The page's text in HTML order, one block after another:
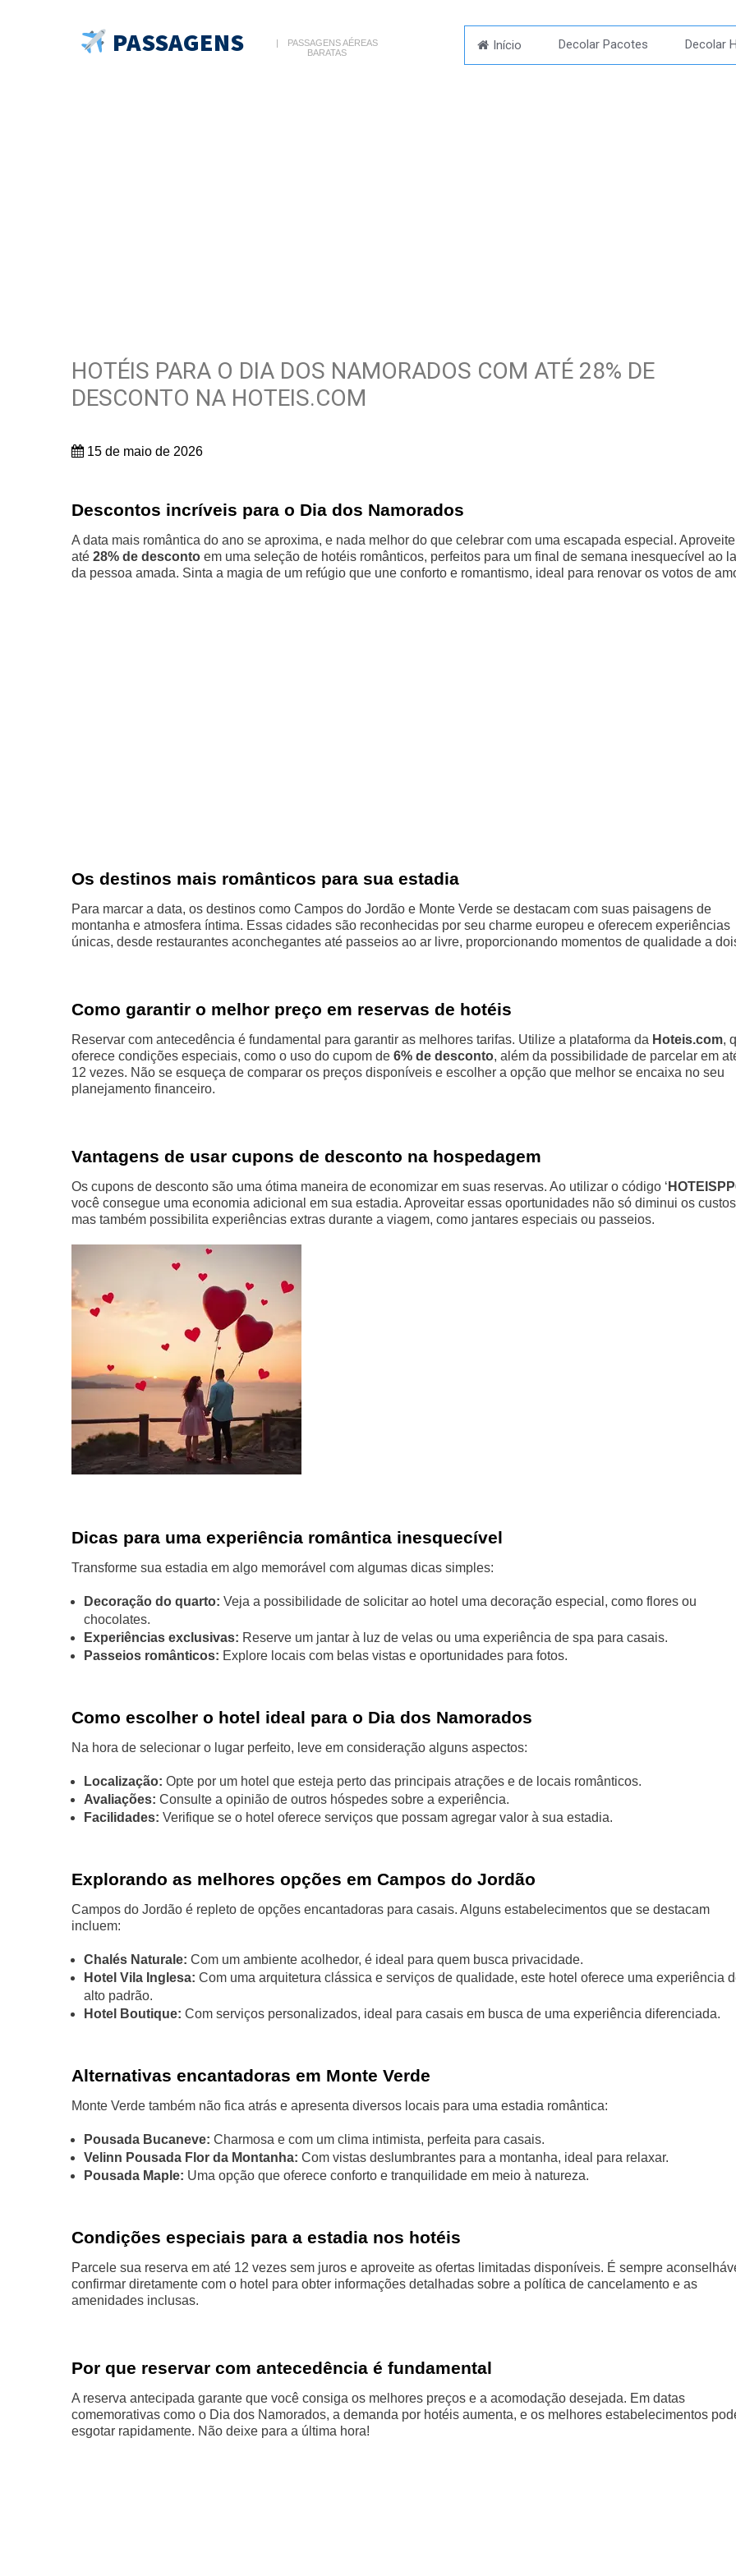
PASSAGENS
PASSAGENS AÉREAS
BARATAS
Início Decolar Pacotes Decolar
HOTÉIS PARA O DIA DOS NAMORADOS COM ATÉ 28% DE
DESCONTO NA HOTEIS.COM
15 de maio de 2026
Descontos incríveis para o Dia dos Namorados
A data mais romântica do ano se aproxima, e nada melhor do que celebrar com uma escapada especial. Aproveite
até 28% de desconto em uma seleção de hotéis românticos, perfeitos para um final de semana inesquecível ao
da pessoa amada. Sinta a magia de um refúgio que une conforto e romantismo, ideal para renovar os votos de
Os destinos mais românticos para sua estadia
Para marcar a data, os destinos como Campos do Jordão e Monte Verde se destacam com suas paisagens de
montanha e atmosfera íntima. Essas cidades são reconhecidas por seu charme europeu e oferecem experiências
únicas, desde restaurantes aconchegantes até passeios ao ar livre, proporcionando momentos de qualidade a
Como garantir o melhor preço em reservas de hotéis
Reservar com antecedência é fundamental para garantir as melhores tarifas. Utilize a plataforma da Hoteis.com,
oferece condições especiais, como o uso do cupom de 6% de desconto, além da possibilidade de parcelar em
12 vezes. Não se esqueça de comparar os preços disponíveis e escolher a opção que melhor se encaixa no seu
planejamento financeiro.
Vantagens de usar cupons de desconto na hospedagem
Os cupons de desconto são uma ótima maneira de economizar em suas reservas. Ao utilizar o código ‘
você consegue uma economia adicional em sua estadia. Aproveitar essas oportunidades não só diminui os
mas também possibilita experiências extras durante a viagem, como jantares especiais ou passeios.
Dicas para uma experiência romântica inesquecível
Transforme sua estadia em algo memorável com algumas dicas simples:
Decoração do quarto: Veja a possibilidade de solicitar ao hotel uma decoração especial, como flores ou
chocolates.
Experiências exclusivas: Reserve um jantar à luz de velas ou uma experiência de spa para casais.
Passeios românticos: Explore locais com belas vistas e oportunidades para fotos.
Como escolher o hotel ideal para o Dia dos Namorados
Na hora de selecionar o lugar perfeito, leve em consideração alguns aspectos:
Localização: Opte por um hotel que esteja perto das principais atrações e de locais românticos.
Avaliações: Consulte a opinião de outros hóspedes sobre a experiência.
Facilidades: Verifique se o hotel oferece serviços que possam agregar valor à sua estadia.
Explorando as melhores opções em Campos do Jordão
Campos do Jordão é repleto de opções encantadoras para casais. Alguns estabelecimentos que se destacam
incluem:
Chalés Naturale: Com um ambiente acolhedor, é ideal para quem busca privacidade.
Hotel Vila Inglesa: Com uma arquitetura clássica e serviços de qualidade, este hotel oferece uma experiência
alto padrão.
Hotel Boutique: Com serviços personalizados, ideal para casais em busca de uma experiência diferenciada.
Alternativas encantadoras em Monte Verde
Monte Verde também não fica atrás e apresenta diversos locais para uma estadia romântica:
Pousada Bucaneve: Charmosa e com um clima intimista, perfeita para casais.
Velinn Pousada Flor da Montanha: Com vistas deslumbrantes para a montanha, ideal para relaxar.
Pousada Maple: Uma opção que oferece conforto e tranquilidade em meio à natureza.
Condições especiais para a estadia nos hotéis
Parcele sua reserva em até 12 vezes sem juros e aproveite as ofertas limitadas disponíveis. É sempre
confirmar diretamente com o hotel para obter informações detalhadas sobre a política de cancelamento e as
amenidades inclusas.
Por que reservar com antecedência é fundamental
A reserva antecipada garante que você consiga os melhores preços e a acomodação desejada. Em datas
comemorativas como o Dia dos Namorados, a demanda por hotéis aumenta, e os melhores estabelecimentos
esgotar rapidamente. Não deixe para a última hora!